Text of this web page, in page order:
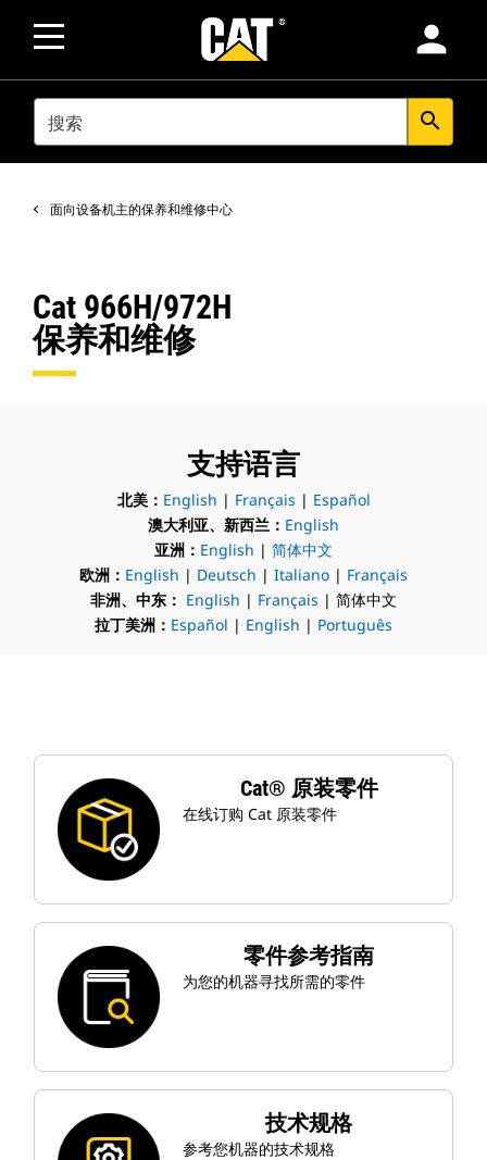
person
SEARCH search
面向设备机主的保养和维修中心
Cat 966H/972H
保养和维修
支持语言
北美： English | Français | Español
澳大利亚、新西兰： English
亚洲： English | 简体中文
欧洲： English | Deutsch | Italiano | Français
非洲、中东： English | Français | 简体中文
拉丁美洲： Español | English | Português
Cat® 原装零件
在线订购 Cat 原装零件
零件参考指南
为您的机器寻找所需的零件
技术规格
参考您机器的技术规格